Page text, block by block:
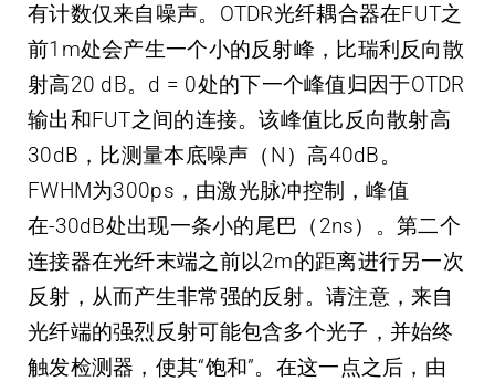
有计数仅来自噪声。OTDR光纤耦合器在FUT之
前1m处会产生一个小的反射峰，比瑞利反向散
射高20 dB。d = 0处的下一个峰值归因于OTDR
输出和FUT之间的连接。该峰值比反向散射高
30dB，比测量本底噪声（N）高40dB。
FWHM为300ps，由激光脉冲控制，峰值
在-30dB处出现一条小的尾巴（2ns）。第二个
连接器在光纤末端之前以2m的距离进行另一次
反射，从而产生非常强的反射。请注意，来自
光纤端的强烈反射可能包含多个光子，并始终
触发检测器，使其“饱和”。在这一点之后，由